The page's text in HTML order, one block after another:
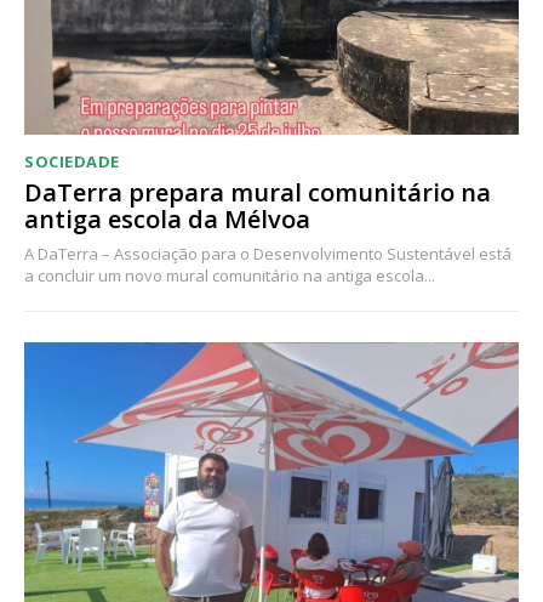
SOCIEDADE
DaTerra prepara mural comunitário na
antiga escola da Mélvoa
A DaTerra – Associação para o Desenvolvimento Sustentável está
a concluir um novo mural comunitário na antiga escola...